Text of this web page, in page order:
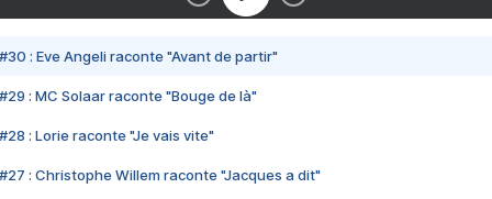
#30 : Eve Angeli raconte "Avant de partir"
#29 : MC Solaar raconte "Bouge de là"
#28 : Lorie raconte "Je vais vite"
#27 : Christophe Willem raconte "Jacques a dit"